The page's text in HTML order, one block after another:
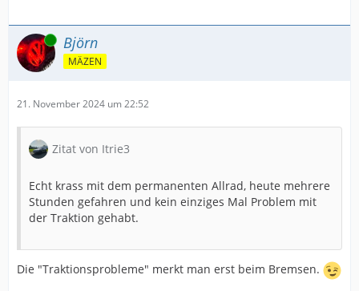
Online Björn
MÄZEN
21. November 2024 um 22:52
Zitat von Itrie3
Echt krass mit dem permanenten Allrad, heute mehrere
Stunden gefahren und kein einziges Mal Problem mit
der Traktion gehabt.
Die "Traktionsprobleme" merkt man erst beim Bremsen.